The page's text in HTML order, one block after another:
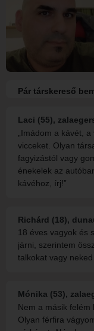
Pár társkereső
Laci (55),
„Imádom a kávét,
vicceket. Olyan
fagyizástól vagy
énekelek az
kávéhoz, írj!”
Richárd (18),
18 éves vagyok és
járni, szerintem
talkokat vagy
Mónika (53),
Nem a másik felém
Olyan férfira